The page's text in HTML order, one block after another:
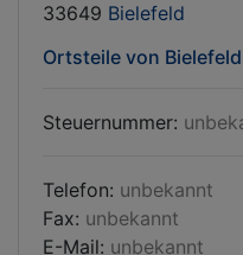
33649 Bielefeld
Ortsteile von
Steuernummer:
Telefon: unbekannt
Fax: unbekannt
E-Mail: unbekannt